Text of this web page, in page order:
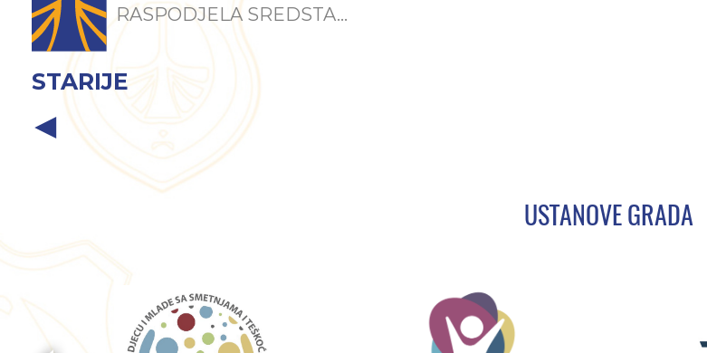
RASPODJELA SREDSTA...
STARIJE
USTANOVE GRADA